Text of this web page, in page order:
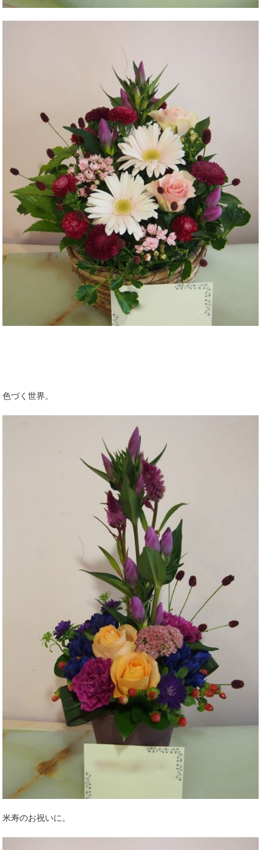
色づく世界。
米寿のお祝いに。